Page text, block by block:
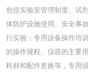
包括实验室管理制度、试
体防护设施使用、安全事
行实验；专用设备操作培
的操作规程、仪器的主要
耗材和配件更换等，专用